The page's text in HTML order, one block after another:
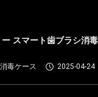
スマート歯ブラシ消
毒ケース 2025-04-24